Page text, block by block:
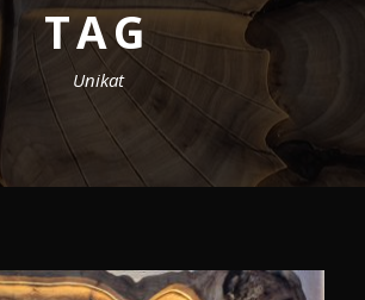
TAG
Unikat